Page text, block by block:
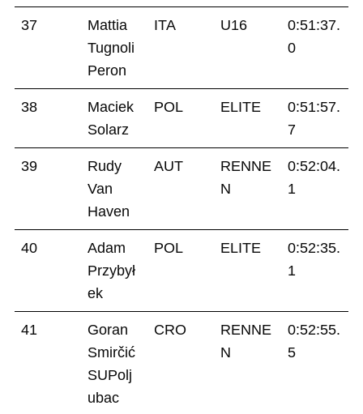
37
Mattia
Tugnoli
Peron
ITA U16
0:51:37.
0
38
Maciek
Solarz
POL ELITE
0:51:57.
7
39
Rudy
Van
Haven
AUT
RENNE
N
0:52:04.
1
40
Adam
Przybył
ek
POL ELITE
0:52:35.
1
41
Goran
Smirčić
SUPolj
ubac
CRO
RENNE
N
0:52:55.
5